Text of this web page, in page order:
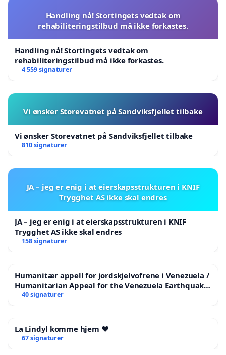
Handling nå! Stortingets vedtak om
rehabiliteringstilbud må ikke forkastes.
Handling nå! Stortingets vedtak om
rehabiliteringstilbud må ikke forkastes.
4 559 signaturer
Vi ønsker Storevatnet på Sandviksfjellet tilbake
Vi ønsker Storevatnet på Sandviksfjellet tilbake
810 signaturer
JA – jeg er enig i at eierskapsstrukturen i KNIF
Trygghet AS ikke skal endres
JA – jeg er enig i at eierskapsstrukturen i KNIF
Trygghet AS ikke skal endres
158 signaturer
Humanitær appell for jordskjelvofrene i Venezuela /
Humanitarian Appeal for the Venezuela Earthquake
Victims
40 signaturer
La Lindyl komme hjem ❤️
67 signaturer